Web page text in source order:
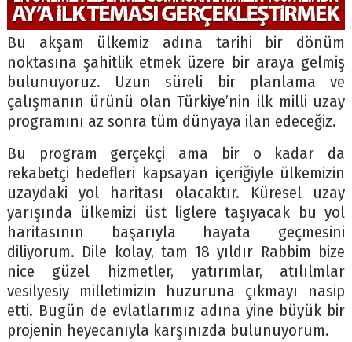
Bu akşam ülkemiz adına tarihi bir dönüm
noktasına şahitlik etmek üzere bir araya gelmiş
bulunuyoruz. Uzun süreli bir planlama ve
çalışmanın ürünü olan Türkiye’nin ilk milli uzay
programını az sonra tüm dünyaya ilan edeceğiz.
Bu program gerçekçi ama bir o kadar da
rekabetçi hedefleri kapsayan içeriğiyle ülkemizin
uzaydaki yol haritası olacaktır. Küresel uzay
yarışında ülkemizi üst liglere taşıyacak bu yol
haritasının başarıyla hayata geçmesini
diliyorum. Dile kolay, tam 18 yıldır Rabbim bize
nice güzel hizmetler, yatırımlar, atılılmlar
vesilyesiy milletimizin huzuruna çıkmayı nasip
etti. Bugün de evlatlarımız adına yine büyük bir
projenin heyecanıyla karşınızda bulunuyorum.